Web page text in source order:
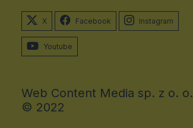
X Facebook Instagram
Youtube
Web Content Media sp. z o. o.
© 2022